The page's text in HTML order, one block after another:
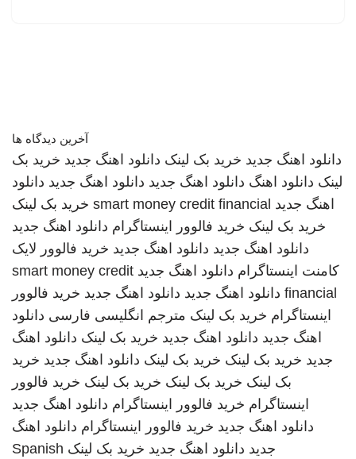
آخرین دیدگاه ها
دانلود اهنگ جدید خرید بک لینک دانلود اهنگ جدید خرید بک
لینک دانلود اهنگ دانلود اهنگ جدید دانلود اهنگ جدید دانلود
اهنگ جدید smart money credit financial خرید بک لینک
خرید بک لینک خرید فالوور اینستاگرام دانلود اهنگ جدید
دانلود اهنگ جدید دانلود اهنگ جدید خرید فالوور لایک
کامنت اینستاگرام دانلود اهنگ جدید smart money credit
financial دانلود اهنگ جدید دانلود اهنگ جدید خرید فالوور
اینستاگرام خرید بک لینک مترجم انگلیسی فارسی دانلود
اهنگ جدید دانلود اهنگ جدید خرید بک لینک دانلود اهنگ
جدید خرید بک لینک خرید بک لینک دانلود اهنگ جدید خرید
بک لینک خرید بک لینک خرید بک لینک خرید فالوور
اینستاگرام خرید فالوور اینستاگرام دانلود اهنگ جدید
دانلود اهنگ جدید خرید فالوور اینستاگرام دانلود اهنگ
جدید دانلود اهنگ جدید خرید بک لینک Spanish